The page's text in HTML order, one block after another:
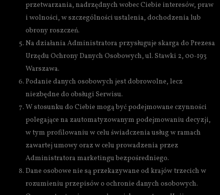
przetwarzania, nadrzędnych wobec Ciebie interesów, praw
i wolności, w szczególności ustalenia, dochodzenia lub
obrony roszczeń.
Na działania Administratora przysługuje skarga do Prezesa
Urzędu Ochrony Danych Osobowych, ul. Stawki 2, 00-193
Warszawa.
Podanie danych osobowych jest dobrowolne, lecz
niezbędne do obsługi Serwisu.
W stosunku do Ciebie mogą być podejmowane czynności
polegające na zautomatyzowanym podejmowaniu decyzji,
w tym profilowaniu w celu świadczenia usług w ramach
zawartej umowy oraz w celu prowadzenia przez
Administratora marketingu bezpośredniego.
Dane osobowe nie są przekazywane od krajów trzecich w
rozumieniu przepisów o ochronie danych osobowych.